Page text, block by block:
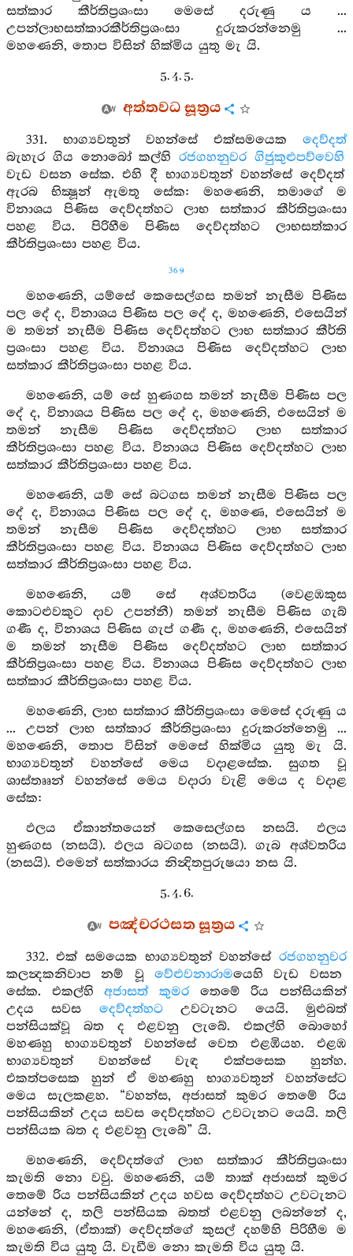
සත්කාර කීර්තිප්‍රශංසා මෙසේ දරුණු ය ...
උපන්ලාභසත්කාරකීර්තිප්‍රශංසා දුරුකරන්නෙමු ...
මහණෙනි, තොප විසින් හික්මිය යුතු මැ යි.
5. 4. 5.
අත්තවධ සූත්‍රය
331. භාග්‍යවතුන් වහන්සේ එක්සමයෙක දෙව්දත්
බැහැර ගිය නොබෝ කල්හිරජගහනුවර ගිජුකුළුපව්වෙහි
වැඩ වසන සේක. එහි දී භාග්‍යවතුන් වහන්සේ දෙව්දත්
ඇරබ භික්‍ෂූන් ඇමතූ සේක: මහණෙනි, තමාගේ ම
විනාශය පිණිස දෙව්දත්හට ලාභ සත්කාර කීර්තිප්‍රශංසා
පහළ විය. පිරිහීම පිණිස දෙව්දත්හට ලාභසත්කාර
කීර්තිප්‍රශංසා පහළ විය.
369
මහණෙනි, යම්සේ කෙසෙල්ගස තමන් නැසීම පිණිස
පල දේ ද, විනාශය පිණිස පල දේ ද, මහණෙනි, එසෙයින්
ම තමන් නැසීම පිණිස දෙව්දත්හට ලාභ සත්කාර කීර්ති
ප්‍රශංසා පහළ විය. විනාශය පිණිස දෙව්දත්හට ලාභ
සත්කාර කීර්තිප්‍රශංසා පහළ විය.
මහණෙනි, යම් සේ හුණගස තමන් නැසීම පිණිස පල
දේ ද, විනාශය පිණිස පල දේ ද, මහණෙනි, එසෙයින් ම
තමන් නැසීම පිණිස දෙව්දත්හට ලාභ සත්කාර
කීර්තිප්‍රශංසා පහළ විය. විනාශය පිණිස දෙව්දත්හට ලාභ
සත්කාර කීර්තිප්‍රශංසා පහළ විය.
මහණෙනි, යම් සේ බටගස තමන් නැසීම පිණිස පල
දේ ද, විනාශය පිණිස පල දේ ද, මහණෙ, එසෙයින් ම
තමන් නැසීම පිණිස දෙව්දත්හට ලාභ සත්කාර
කීර්තිප්‍රශංසා පහළ විය. විනාශය පිණිස දෙව්දත්හට ලාභ
සත්කාර කීර්තිප්‍රශංසා පහළ විය.
මහණෙනි, යම් සේ අශ්වතරිය (වෙළඹකුස
කොටළුවකුට දාව උපන්නී) තමන් නැසීම පිණිස ගැබ්
ගණී ද, විනාශය පිණිස ගැප් ගණී ද, මහණෙනි, එසෙයින්
ම තමන් නැසීම පිණිස දෙව්දත්හට ලාභ සත්කාර
කීර්තිප්‍රශංසා පහළ විය. විනාශය පිණිස දෙව්දත්හට ලාභ
සත්කාර කීර්තිප්‍රශංසා පහළ විය.
මහණෙනි, ලාභ සත්කාර කීර්තිප්‍රශංසා මෙසේ දරුණු ය
... උපන් ලාභ සත්කාර කීර්තිප්‍රශංසා දුරුකරන්නෙමු ...
මහණෙනි, තොප විසින් මෙසේ හික්මිය යුතු මැ යි.
භාග්‍යවතුන් වහන්සේ මෙය වදාළසේක. සුගත වූ
ශාස්තෲන් වහන්සේ මෙය වදාරා වැළි මෙය ද වදාළ
සේක:
ඵලය ඒකාන්තයෙන් කෙසෙල්ගස නසයි. ඵලය
හුණගස (නසයි). ඵලය බටගස (නසයි). ගැබ අශ්වතරිය
(නසයි). එමෙන් සත්කාරය නින්‍දිතපුරුෂයා නස යි.
5. 4. 6.
පඤ්චරථසත සූත්‍රය
332. එක් සමයෙක භාග්‍යවතුන් වහන්සේ රජගහනුවර
කලන්‍දකනිවාප නම් වූ වේළුවනාරාමයෙහි වැඩ වසන
සේක. එකල්හිඅජාසත් කුමරතෙමේ රිය පන්සියකින්
උදය සවස දෙව්දත්හට උවටැනට යෙයි. මුළුබත්
පන්සියක්වූ බත ද එළවනු ලැබේ. එකල්හි බොහෝ
මහණහු භාග්‍යවතුන් වහන්සේ වෙත එළඹියහ. එළඹ
භාග්‍යවතුන් වහන්සේ වැඳ එක්පසෙක හුන්හ.
එකත්පසෙක හුන් ඒ මහණහු භාග්‍යවතුන් වහන්සේට
මෙය සැලකළහ. “වහන්ස, අජාසත් කුමර තෙමේ රිය
පන්සියකින් උදය සවස දෙව්දත්හට උවටැනට යෙයි. තලි
පන්සියක බත ද එළවනු ලැබේ” යි.
මහණෙනි, දෙව්දත්ගේ ලාභ සත්කාර කීර්තිප්‍රශංසා
කැමති නො වවු. මහණෙනි, යම් තාක් අජාසත් කුමර
තෙමේ රිය පන්සියකින් උදය හවස දෙව්දත්හට උවටැනට
යන්නේ ද, තලි පන්සියක බතත් එළවනු ලබන්නේ ද,
මහණෙනි, (ඒතාක්) දෙව්දත්ගේ කුසල් දහම්හි පිරිහීම ම
කැමති විය යුතු යි. වැඩීම නො කැමති විය යුතු යි.